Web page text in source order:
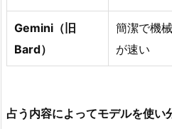
Gemini（旧
Bard）
簡潔で機
が速い
占う内容によってモデルを使い